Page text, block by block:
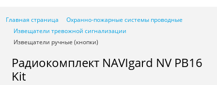
Главная страница
Охранно-пожарные системы проводные
Извещатели тревожной сигнализации
Извещатели ручные (кнопки)
Радиокомплект NAVIgard NV PB16
Kit